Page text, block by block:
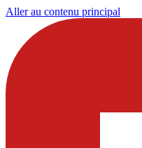
Aller au contenu principal